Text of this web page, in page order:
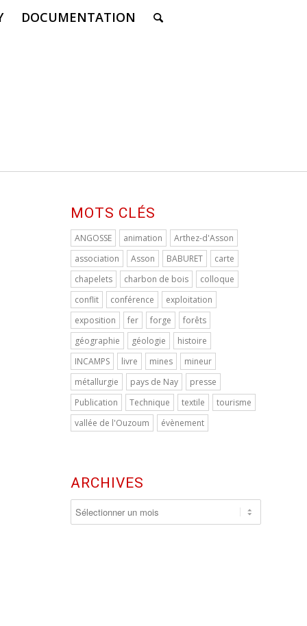
DOCUMENTATION
MOTS CLÉS
ANGOSSE animation
Arthez-d'Asson
association
Asson BABURET
carte
chapelets
charbon de bois
colloque
conflit
conférence
exploitation
exposition
fer forge
forêts
géographie
géologie
histoire
INCAMPS
livre mines
mineur
métallurgie
pays de Nay
presse
Publication
Technique textile
tourisme
vallée de l'Ouzoum
évènement
ARCHIVES